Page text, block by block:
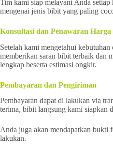
Tim kami siap melayani Anda
mengenai jenis bibit yang paling
Konsultasi dan Penawaran Harga
Setelah kami mengetahui
memberikan saran bibit terbaik dan
lengkap beserta estimasi ongkir.
Pembayaran dan Pengiriman
Pembayaran dapat di lakukan via
terima, bibit langsung kami siapkan
Anda juga akan mendapatkan bukti
lakukan.